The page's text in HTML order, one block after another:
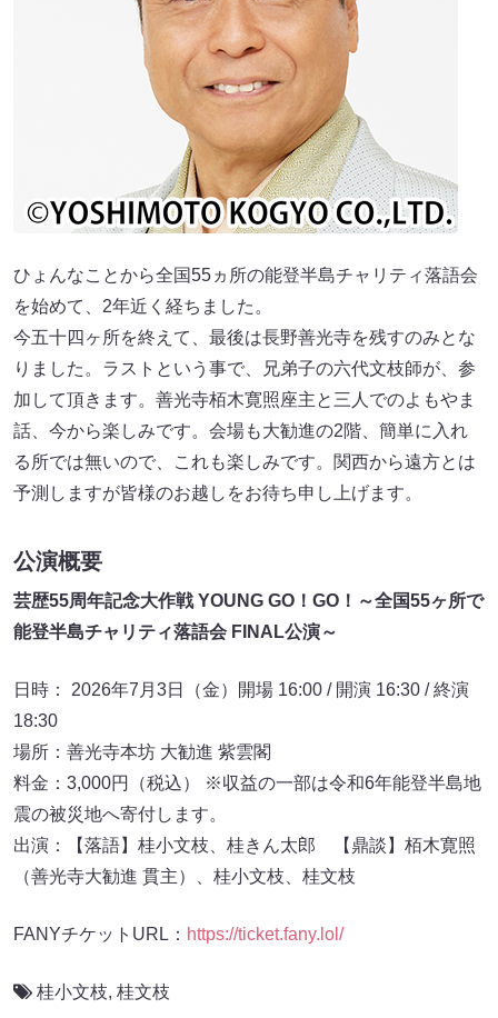
ひょんなことから全国55ヵ所の能登半島チャリティ落語会
を始めて、2年近く経ちました。
今五十四ヶ所を終えて、最後は長野善光寺を残すのみとな
りました。ラストという事で、兄弟子の六代文枝師が、参
加して頂きます。善光寺栢木寛照座主と三人でのよもやま
話、今から楽しみです。会場も大勧進の2階、簡単に入れ
る所では無いので、これも楽しみです。関西から遠方とは
予測しますが皆様のお越しをお待ち申し上げます。
公演概要
芸歴55周年記念大作戦 YOUNG GO！GO！～全国55ヶ所で
能登半島チャリティ落語会 FINAL公演～
日時： 2026年7月3日（金）開場 16:00 / 開演 16:30 / 終演
18:30
場所：善光寺本坊 大勧進 紫雲閣
料金：3,000円（税込） ※収益の一部は令和6年能登半島地
震の被災地へ寄付します。
出演：【落語】桂小文枝、桂きん太郎 【鼎談】栢木寛照
（善光寺大勧進 貫主）、桂小文枝、桂文枝
FANYチケットURL： https://ticket.fany.lol/
桂小文枝, 桂文枝